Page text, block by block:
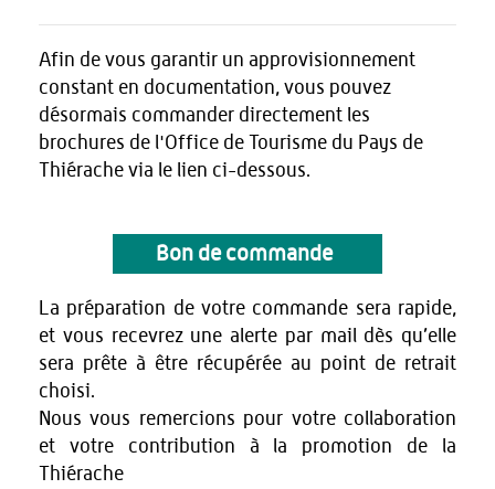
Afin de vous garantir un approvisionnement
constant en documentation, vous pouvez
désormais commander directement les
brochures de l'Office de Tourisme du Pays de
Thiérache via le lien ci-dessous.
Bon de commande
La préparation de votre commande sera rapide,
et vous recevrez une alerte par mail dès qu’elle
sera prête à être récupérée au point de retrait
choisi.
Nous vous remercions pour votre collaboration
et votre contribution à la promotion de la
Thiérache